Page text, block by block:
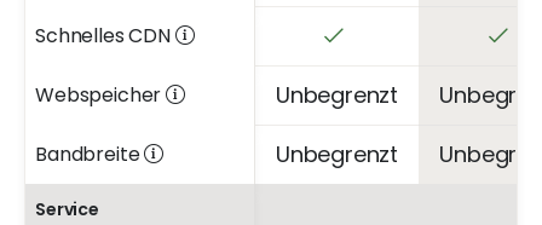
Schnelles CDN
Webspeicher Unbegrenzt
Bandbreite Unbegrenzt
Service